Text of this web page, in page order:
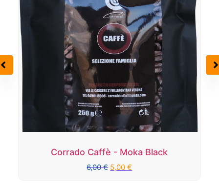
Corrado Caffè - Moka White
6,00€